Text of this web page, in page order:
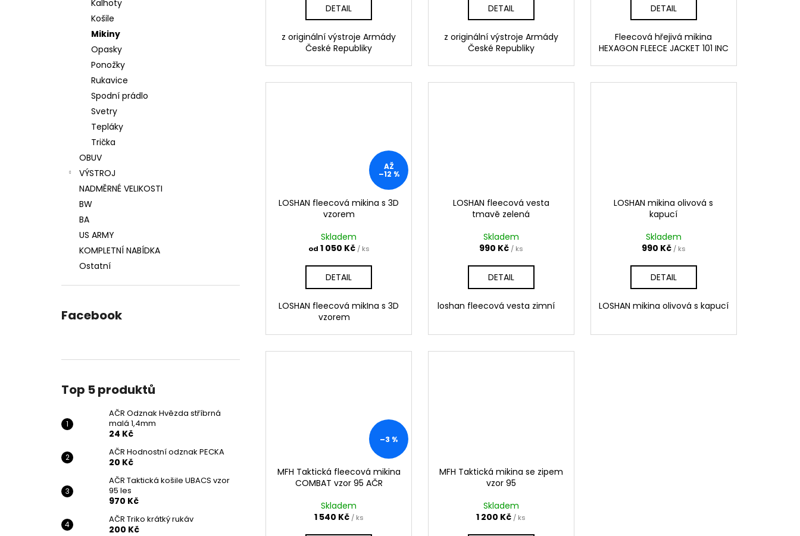
Kalhoty
Košile
Mikiny
Opasky
Ponožky
Rukavice
Spodní prádlo
Svetry
Tepláky
Trička
OBUV
VÝSTROJ
NADMĚRNÉ VELIKOSTI
BW
BA
US ARMY
KOMPLETNÍ NABÍDKA
Ostatní
Facebook
Top 5 produktů
AČR Odznak Hvězda stříbrná
malá 1,4mm
24 Kč
AČR Hodnostní odznak PECKA
20 Kč
AČR Taktická košile UBACS vzor
95 les
970 Kč
AČR Triko krátký rukáv
200 Kč
DETAIL
z originální výstroje Armády
České Republiky
DETAIL
z originální výstroje Armády
České Republiky
DETAIL
Fleecová hřejivá mikina
HEXAGON FLEECE JACKET 101 INC
AŽ
–12 %
LOSHAN fleecová mikina s 3D
vzorem
Skladem
od 1 050 Kč / ks
DETAIL
LOSHAN fleecová mikIna s 3D
vzorem
LOSHAN fleecová vesta
tmavě zelená
Skladem
990 Kč / ks
DETAIL
loshan fleecová vesta zimní
LOSHAN mikina olivová s
kapucí
Skladem
990 Kč / ks
DETAIL
LOSHAN mikina olivová s kapucí
–3 %
MFH Taktická fleecová mikina
COMBAT vzor 95 AČR
Skladem
1 540 Kč / ks
MFH Taktická mikina se zipem
vzor 95
Skladem
1 200 Kč / ks